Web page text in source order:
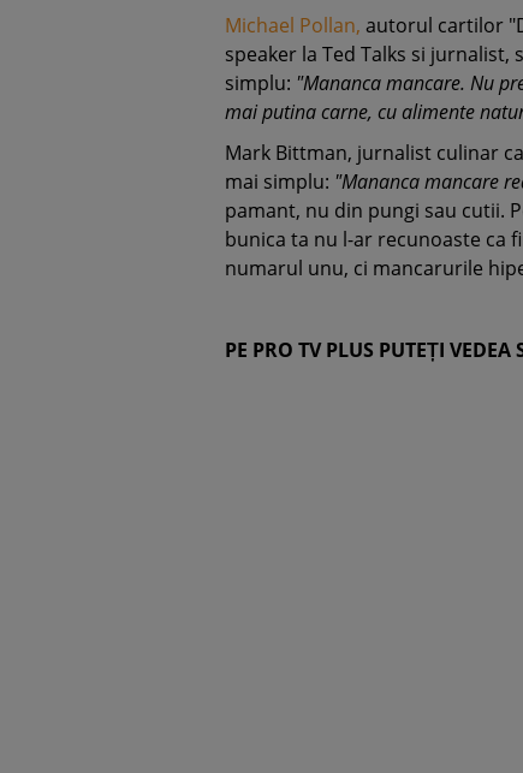
Michael Pollan, autorul cartilor
speaker la Ted Talks si
simplu: "Mananca mancare. Nu
mai putina carne, cu alimente
Mark Bittman, jurnalist culinar
mai simplu: "Mananca mancare
pamant, nu din pungi sau cutii.
bunica ta nu l-ar recunoaste ca
numarul unu, ci mancarurile
PE PRO TV PLUS PUTEȚI VEDEA